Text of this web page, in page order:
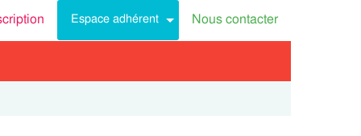
Espace adhérent Nous contacter